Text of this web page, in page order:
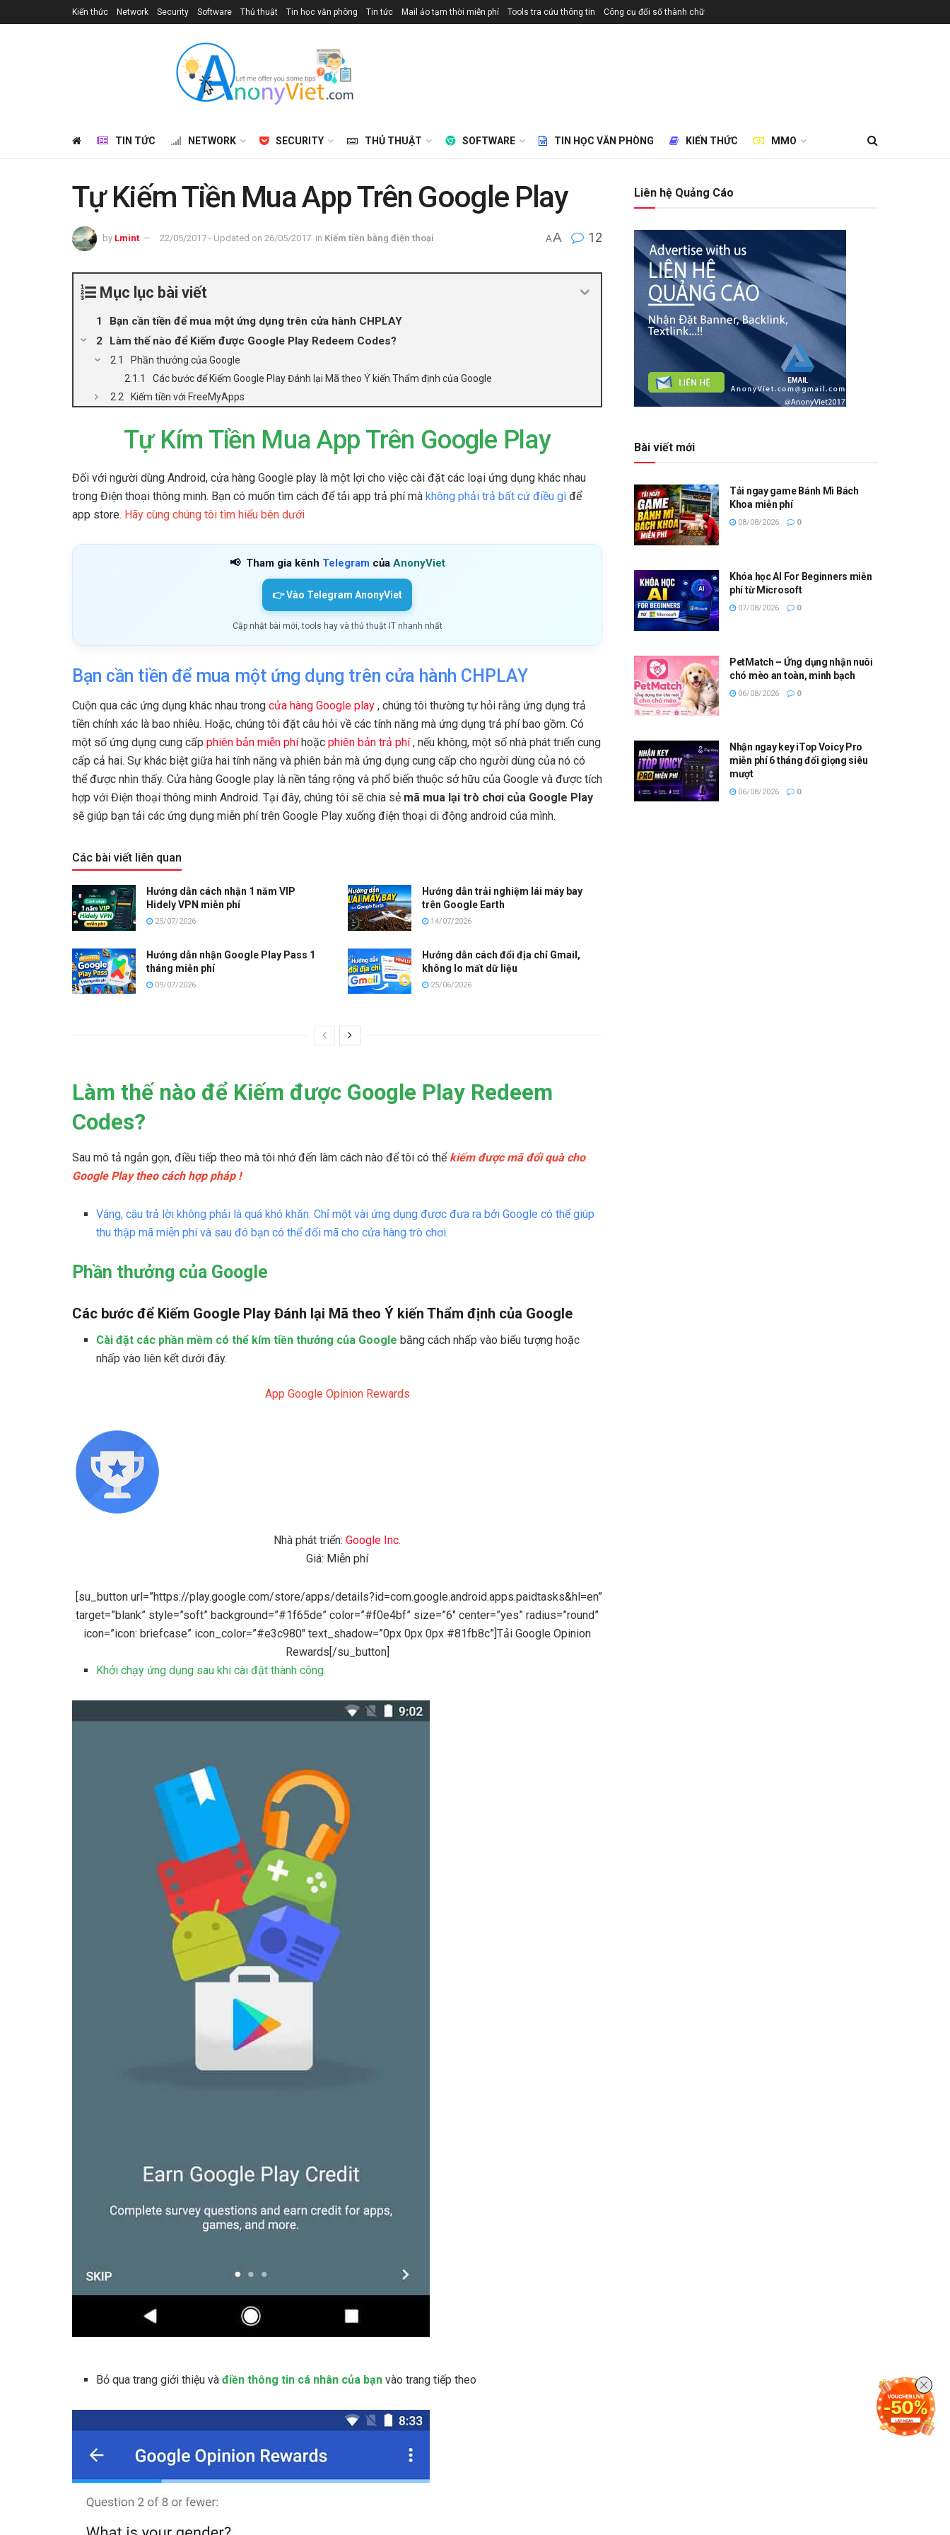
Kiến thức Network Security Software Thủ thuật Tin học văn phòng Tin tức Mail ảo tạm thời miễn phí Tools tra cứu thông tin Công cụ đổi số thành chữ
TIN TỨC NETWORK SECURITY THỦ THUẬT SOFTWARE TIN HỌC VĂN PHÒNG KIẾN THỨC MMO
Tự Kiếm Tiền Mua App Trên Google Play
by Lmint 22/05/2017 - Updated on 26/05/2017 in Kiếm tiền bằng điện thoại AA 12
Mục lục bài viết
Bạn cần tiền để mua một ứng dụng trên cửa hành CHPLAY
Làm thế nào để Kiếm được Google Play Redeem Codes?
Phần thưởng ​​của Google
Các bước để Kiếm Google Play Đánh lại Mã theo Ý kiến ​​Thẩm định của Google
Kiếm tiền với FreeMyApps
Tự Kím Tiền Mua App Trên Google Play
Đối với người dùng Android, cửa hàng Google play là một lợi cho việc cài đặt các loại ứng dụng khác nhau
trong Điện thoại thông minh. Bạn có muốn tìm cách để tải app trả phí mà không phải trả bất cứ điều gì để
app store. Hãy cùng chúng tôi tìm hiểu bên dưới
📢 Tham gia kênh Telegram của AnonyViet
👉 Vào Telegram AnonyViet
Cập nhật bài mới, tools hay và thủ thuật IT nhanh nhất
Bạn cần tiền để mua một ứng dụng trên cửa hành CHPLAY
Cuộn qua các ứng dụng khác nhau trong cửa hàng Google play , chúng tôi thường tự hỏi rằng ứng dụng trả
tiền chính xác là bao nhiêu. Hoặc, chúng tôi đặt câu hỏi về các tính năng mà ứng dụng trả phí bao gồm. Có
một số ứng dụng cung cấp phiên bản miễn phíhoặc phiên bản trả phí, nếu không, một số nhà phát triển cung
cấp cả hai. Sự khác biệt giữa hai tính năng và phiên bản mà ứng dụng cung cấp cho người dùng của nó có
thể được nhìn thấy. Cửa hàng Google play là nền tảng rộng và phổ biến thuộc sở hữu của Google và được tích
hợp với Điện thoại thông minh Android. Tại đây, chúng tôi sẽ chia sẻ mã mua lại trò chơi của Google Play
sẽ giúp bạn tải các ứng dụng miễn phí trên Google Play xuống điện thoại di động android của mình.
Các bài viết liên quan
Hướng dẫn cách nhận 1 năm VIP
Hidely VPN miễn phí
25/07/2026
Hướng dẫn trải nghiệm lái máy bay
trên Google Earth
14/07/2026
Hướng dẫn nhận Google Play Pass 1
tháng miễn phí
09/07/2026
Hướng dẫn cách đổi địa chỉ Gmail,
không lo mất dữ liệu
25/06/2026
Làm thế nào để Kiếm được Google Play Redeem
Codes?
Sau mô tả ngắn gọn, điều tiếp theo mà tôi nhớ đến làm cách nào để tôi có thể kiếm được mã đổi quà cho
Google Play theo cách hợp pháp !
Vâng, câu trả lời không phải là quá khó khăn. Chỉ một vài ứng dụng được đưa ra bởi Google có thể giúp
thu thập mã miễn phí và sau đó bạn có thể đổi mã cho cửa hàng trò chơi.
Phần thưởng ​​của Google
Các bước để Kiếm Google Play Đánh lại Mã theo Ý kiến ​​Thẩm định của Google
Cài đặt các phần mềm có thể kím tiền thưởng ​​của Google bằng cách nhấp vào biểu tượng hoặc
nhấp vào liên kết dưới đây.
App Google Opinion Rewards
Nhà phát triển: Google Inc.
Giá: Miễn phí
[su_button url=”https://play.google.com/store/apps/details?id=com.google.android.apps.paidtasks&hl=en”
target=”blank” style=”soft” background=”#1f65de” color=”#f0e4bf” size=”6″ center=”yes” radius=”round”
icon=”icon: briefcase” icon_color=”#e3c980″ text_shadow=”0px 0px 0px #81fb8c”]Tải Google Opinion
Rewards[/su_button]
Khởi chạy ứng dụng sau khi cài đặt thành công.
Bỏ qua trang giới thiệu vàđiền thông tin cá nhân của bạn vào trang tiếp theo
Liên hệ Quảng Cáo
Bài viết mới
Tải ngay game Bánh Mì Bách
Khoa miễn phí
08/08/2026 0
Khóa học AI For Beginners miễn
phí từ Microsoft
07/08/2026 0
PetMatch – Ứng dụng nhận nuôi
chó mèo an toàn, minh bạch
06/08/2026 0
Nhận ngay key iTop Voicy Pro
miễn phí 6 tháng đổi giọng siêu
mượt
06/08/2026 0